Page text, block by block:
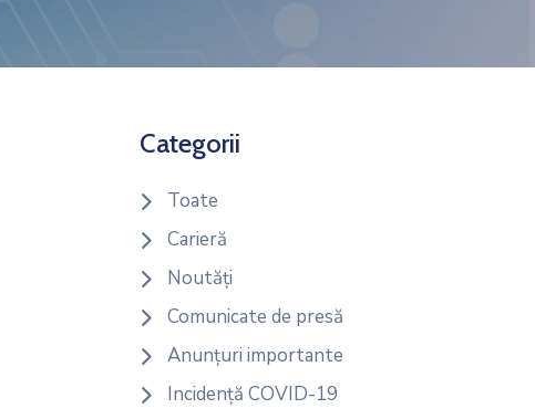
Categorii
Toate
Carieră
Noutăți
Comunicate de presă
Anunțuri importante
Incidență COVID-19